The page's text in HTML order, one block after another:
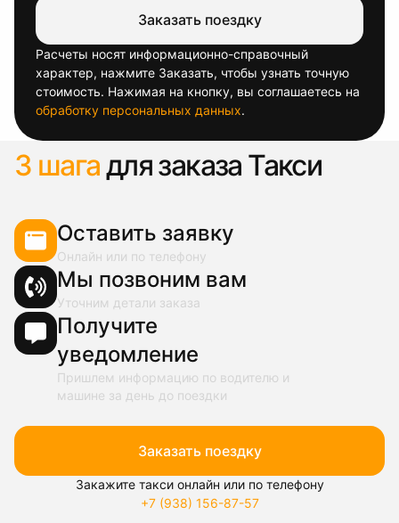
Заказать поездку
Расчеты носят информационно-справочный
характер, нажмите Заказать, чтобы узнать точную
стоимость. Нажимая на кнопку, вы соглашаетесь на
обработку персональных данных.
3 шагадля заказа Такси
Оставить заявку
Онлайн или по телефону
Мы позвоним вам
Уточним детали заказа
Получите
уведомление
Пришлем информацию по водителю и
машине за день до поездки
Заказать поездку
Закажите такси онлайн или по телефону
+7 (938) 156-87-57